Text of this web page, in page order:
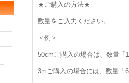
★ご購入の方法★
数量をご入力ください。
＜例＞
50cmご購入の場合は、数量「
3mご購入の場合には、数量「